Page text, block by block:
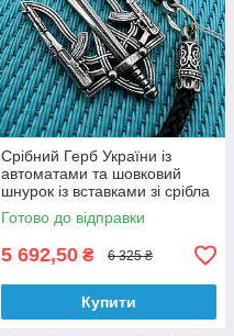
Срібний Герб України із
автоматами та шовковий
шнурок із вставками зі срібла
925 проби
Готово до відправки
5 692,50 ₴ 6 325 ₴
Купити